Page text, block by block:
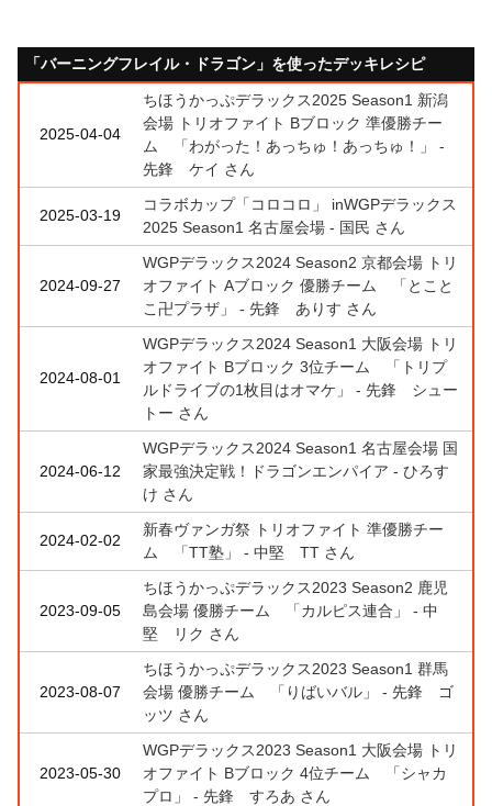
「バーニングフレイル・ドラゴン」を使ったデッキレシピ
2025-04-04
ちほうかっぷデラックス2025 Season1 新潟
会場 トリオファイト Bブロック 準優勝チー
ム 「わがった！あっちゅ！あっちゅ！」 -
先鋒 ケイ さん
2025-03-19
コラボカップ「コロコロ」 inWGPデラックス
2025 Season1 名古屋会場 - 国民 さん
2024-09-27
WGPデラックス2024 Season2 京都会場 トリ
オファイト Aブロック 優勝チーム 「とこと
こ卍プラザ」 - 先鋒 ありす さん
2024-08-01
WGPデラックス2024 Season1 大阪会場 トリ
オファイト Bブロック 3位チーム 「トリプ
ルドライブの1枚目はオマケ」 - 先鋒 シュー
トー さん
2024-06-12
WGPデラックス2024 Season1 名古屋会場 国
家最強決定戦！ドラゴンエンパイア - ひろす
け さん
2024-02-02
新春ヴァンガ祭 トリオファイト 準優勝チー
ム 「TT塾」 - 中堅 TT さん
2023-09-05
ちほうかっぷデラックス2023 Season2 鹿児
島会場 優勝チーム 「カルピス連合」 - 中
堅 リク さん
2023-08-07
ちほうかっぷデラックス2023 Season1 群馬
会場 優勝チーム 「りばいバル」 - 先鋒 ゴ
ッツ さん
2023-05-30
WGPデラックス2023 Season1 大阪会場 トリ
オファイト Bブロック 4位チーム 「シャカ
プロ」 - 先鋒 すろあ さん